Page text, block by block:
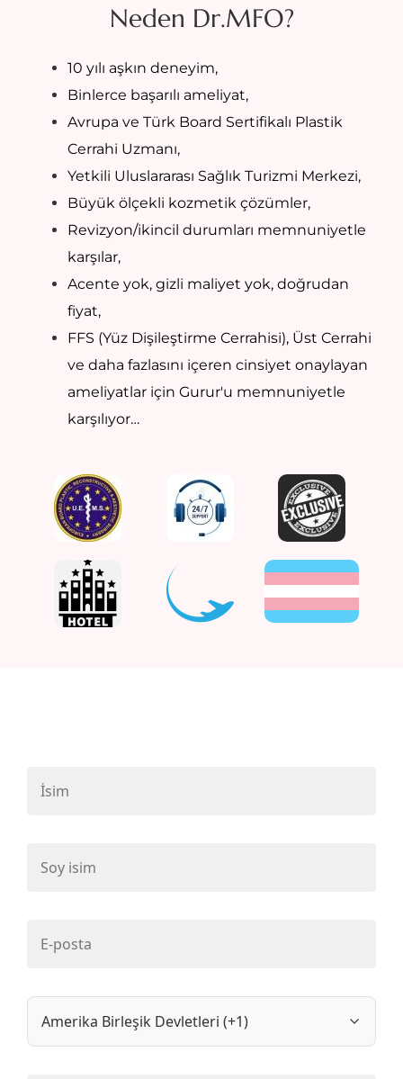
Neden Dr.MFO?
10 yılı aşkın deneyim,
Binlerce başarılı ameliyat,
Avrupa ve Türk Board Sertifikalı Plastik
Cerrahi Uzmanı,
Yetkili Uluslararası Sağlık Turizmi Merkezi,
Büyük ölçekli kozmetik çözümler,
Revizyon/ikincil durumları memnuniyetle
karşılar,
Acente yok, gizli maliyet yok, doğrudan
fiyat,
FFS (Yüz Dişileştirme Cerrahisi), Üst Cerrahi
ve daha fazlasını içeren cinsiyet onaylayan
ameliyatlar için Gurur'u memnuniyetle
karşılıyor…